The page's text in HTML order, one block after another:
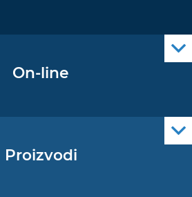
On-line
Proizvodi